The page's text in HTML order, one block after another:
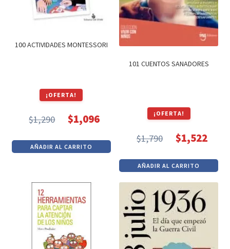
100 ACTIVIDADES MONTESSORI
¡OFERTA!
$1,290
precio
original
$1,290.
$1,096
precio
actual
$1,096.
AÑADIR AL CARRITO
101 CUENTOS SANADORES
¡OFERTA!
$1,790
precio
original
era:
$1,790.
$1,522
precio
actual
es:
$1,522.
AÑADIR AL CARRITO